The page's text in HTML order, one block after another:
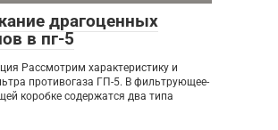
драгоценных
в пг-5
Рассмотрим характеристику и
противогаза ГП-5. В фильтрующее-
коробке содержатся два типа